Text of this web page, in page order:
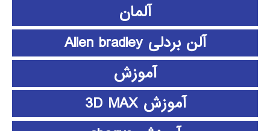
آلمان
آلن بردلی Allen bradley
آموزش
آموزش 3D MAX